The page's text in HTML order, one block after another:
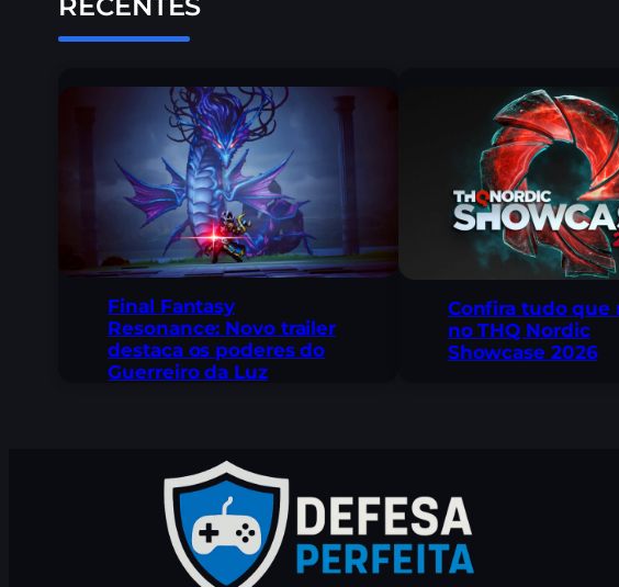
RECENTES
Final Fantasy
Resonance: Novo trailer
destaca os poderes do
Guerreiro da Luz
Confira tudo que
no THQ Nordic
Showcase 2026